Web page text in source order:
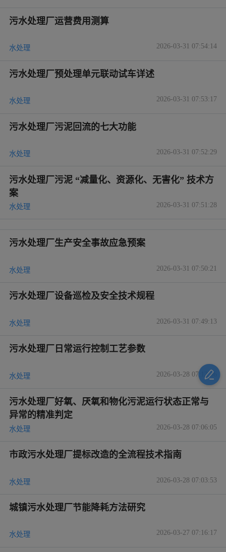
污水处理厂运营费用测算
水处理 2026-03-31 07:54:14
污水处理厂预处理单元联动试车详述
水处理 2026-03-31 07:53:17
污水处理厂污泥回流的七大功能
水处理 2026-03-31 07:52:29
污水处理厂污泥 “减量化、资源化、无害化” 技术方
案
水处理 2026-03-31 07:51:28
污水处理厂生产安全事故应急预案
水处理 2026-03-31 07:50:21
污水处理厂设备巡检及安全技术规程
水处理 2026-03-31 07:49:13
污水处理厂日常运行控制工艺参数
水处理 2026-03-28 07:12:36
污水处理厂好氧、厌氧和物化污泥运行状态正常与
异常的精准判定
水处理 2026-03-28 07:06:05
市政污水处理厂提标改造的全流程技术指南
水处理 2026-03-28 07:03:53
城镇污水处理厂节能降耗方法研究
水处理 2026-03-27 07:16:17